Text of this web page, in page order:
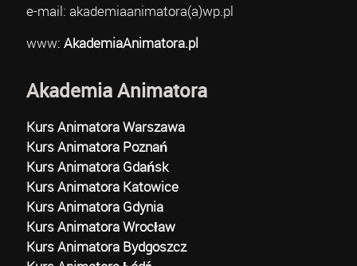
e-mail: akademiaanimatora(a)wp.pl
www: AkademiaAnimatora.pl
Akademia Animatora
Kurs Animatora Warszawa
Kurs Animatora Poznań
Kurs Animatora Gdańsk
Kurs Animatora Katowice
Kurs Animatora Gdynia
Kurs Animatora Wrocław
Kurs Animatora Bydgoszcz